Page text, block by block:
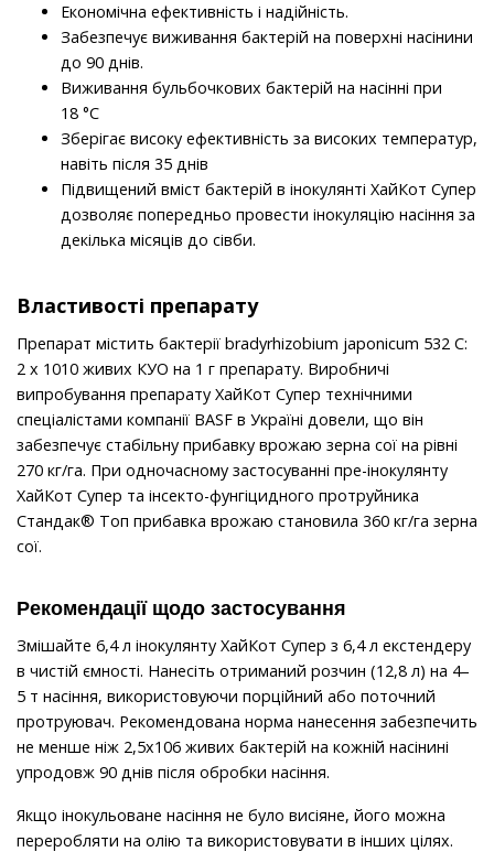
Економічна ефективність і надійність.
Забезпечує виживання бактерій на поверхні насінини
до 90 днів.
Виживання бульбочкових бактерій на насінні при
18 °С
Зберігає високу ефективність за високих температур,
навіть після 35 днів
Підвищений вміст бактерій в інокулянті ХайКот Супер
дозволяє попередньо провести інокуляцію насіння за
декілька місяців до сівби.
Властивості препарату
Препарат містить бактерії bradyrhizobium japonicum 532 C:
2 х 1010 живих КУО на 1 г препарату. Виробничі
випробування препарату ХайКот Супер технічними
спеціалістами компанії BASF в Україні довели, що він
забезпечує стабільну прибавку врожаю зерна сої на рівні
270 кг/га. При одночасному застосуванні пре-інокулянту
ХайКот Супер та інсекто-фунгіцидного протруйника
Стандак® Топ прибавка врожаю становила 360 кг/га зерна
сої.
Рекомендації щодо застосування
Змішайте 6,4 л інокулянту ХайКот Супер з 6,4 л екстендеру
в чистій ємності. Нанесіть отриманий розчин (12,8 л) на 4–
5 т насіння, використовуючи порційний або поточний
протруювач. Рекомендована норма нанесення забезпечить
не менше ніж 2,5x106 живих бактерій на кожній насінині
упродовж 90 днів після обробки насіння.
Якщо інокульоване насіння не було висіяне, його можна
переробляти на олію та використовувати в інших цілях.